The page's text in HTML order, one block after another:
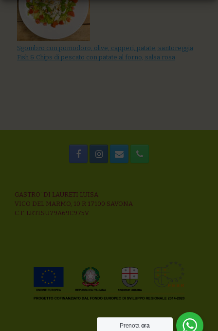
Sgombro con pomodoro, olive, capperi, patate, santoreggia
Fish & Chips di pescato con patate al forno, salsa rosa
GASTRO’ DI LAURETI LUISA
VICO DEL MARMO, 10 R 17100 SAVONA
C.F. LRTLSU79A69E975V
Prenota ora